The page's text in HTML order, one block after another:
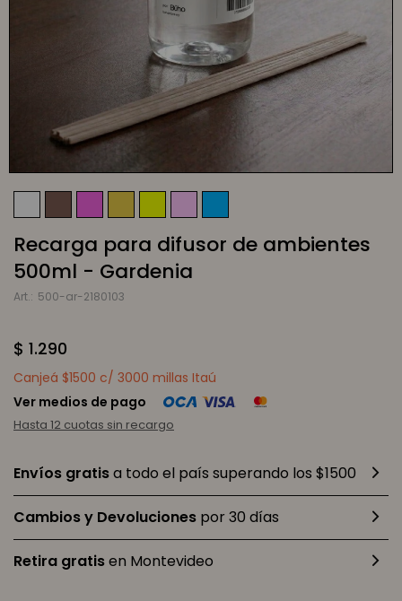
Recarga para difusor de ambientes
500ml - Gardenia
500-ar-2180103
$ 1.290
Canjeá $1500 c/ 3000 millas Itaú
Ver medios de pago
Hasta 12 cuotas sin recargo
Envíos gratisa todo el país superando los $1500
Cambios y Devoluciones por 30 días
Retira gratisen Montevideo